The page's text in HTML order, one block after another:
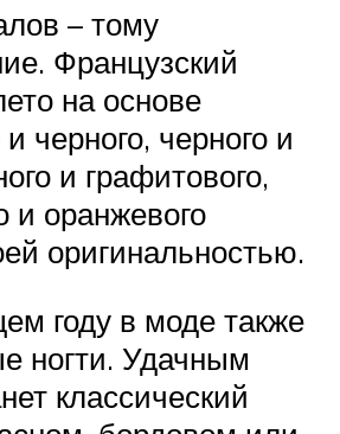
– тому
Французский
на основе
черного, черного и
и графитового,
и оранжевого
оригинальностью.
году в моде также
ногти. Удачным
классический